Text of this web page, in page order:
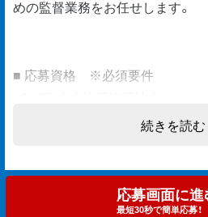
めの監督業務をお任せします。
■ 応募資格 ※必須要件
続きを読
応募画面に進
最短30秒で簡単応募！